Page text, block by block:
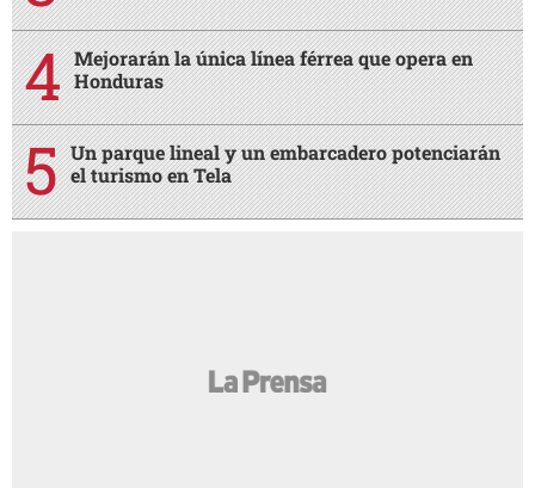
Mejorarán la única línea férrea que opera en
Honduras
Un parque lineal y un embarcadero potenciarán
el turismo en Tela